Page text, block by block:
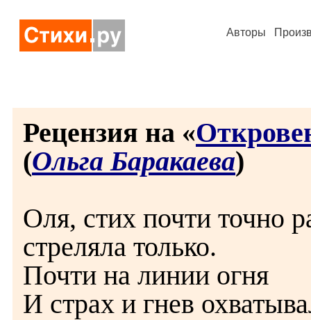
Авторы
Рецензия на «
(Ольга Баракаева)
Оля, стих почти точно
стреляла только.
Почти на линии огня
И страх и гнев